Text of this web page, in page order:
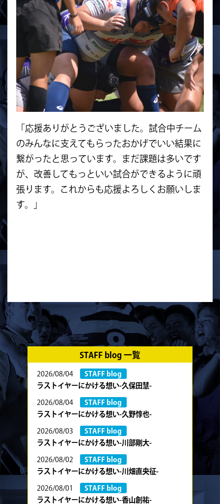
「応援ありがとうございました。試合中チーム
のみんなに支えてもらったおかげでいい結果に
繋がったと思っています。まだ課題は多いです
が、改善してもっといい試合ができるように頑
張ります。これからも応援よろしくお願いしま
す。」
STAFF blog 一覧
2026/08/04
STAFF blog
ラストイヤーにかける想い-久保田慧-
2026/08/04
STAFF blog
ラストイヤーにかける想い-久野惇也-
2026/08/03
STAFF blog
ラストイヤーにかける想い-川部剛大-
2026/08/02
STAFF blog
ラストイヤーにかける想い-川畑直央征-
2026/08/01
STAFF blog
ラストイヤーにかける想い-香山創祐-